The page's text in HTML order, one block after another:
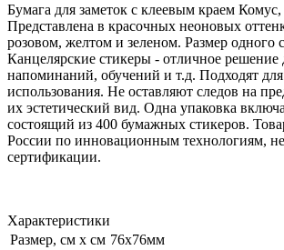
Бумага для заметок с клеевым краем Комус,
Представлена в красочных неоновых
розовом, желтом и зеленом. Размер одного
Канцелярские стикеры - отличное решение
напоминаний, обучений и т.д. Подходят
использования. Не оставляют следов на
их эстетический вид. Одна упаковка
состоящий из 400 бумажных стикеров.
России по инновационным технологиям, не
сертификации.
Характеристики
Размер, см х см 76x76мм